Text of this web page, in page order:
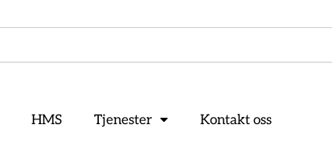
HMS Tjenester Kontakt oss